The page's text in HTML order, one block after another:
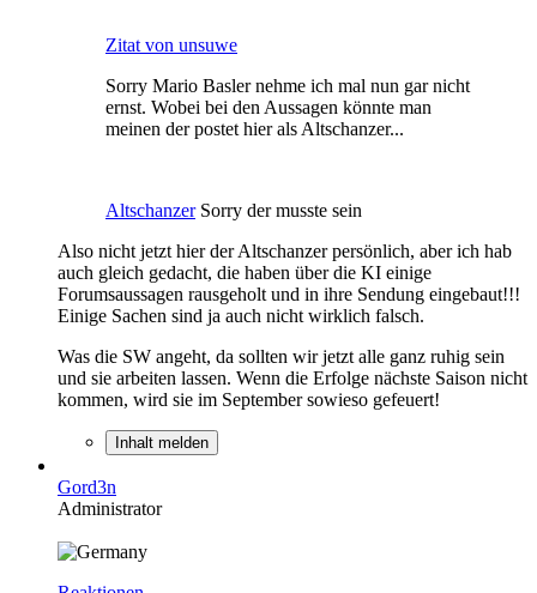
Zitat von unsuwe
Sorry Mario Basler nehme ich mal nun gar nicht
ernst. Wobei bei den Aussagen könnte man
meinen der postet hier als Altschanzer...
AltschanzerSorry der musste sein
Also nicht jetzt hier der Altschanzer persönlich, aber ich hab
auch gleich gedacht, die haben über die KI einige
Forumsaussagen rausgeholt und in ihre Sendung eingebaut!!!
Einige Sachen sind ja auch nicht wirklich falsch.
Was die SW angeht, da sollten wir jetzt alle ganz ruhig sein
und sie arbeiten lassen. Wenn die Erfolge nächste Saison nicht
kommen, wird sie im September sowieso gefeuert!
Inhalt melden
Gord3n
Administrator